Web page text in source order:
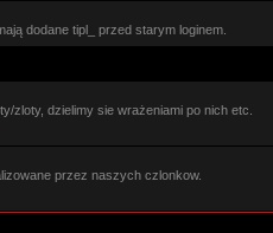
dodane tipl_ przed starym loginem.
zloty, dzielimy sie wrażeniami po nich etc.
przez naszych czlonkow.